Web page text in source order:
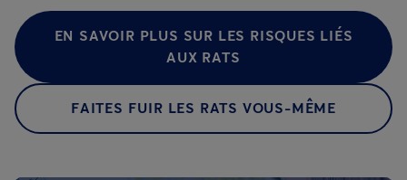
EN SAVOIR PLUS SUR LES RISQUES LIÉS
AUX RATS
FAITES FUIR LES RATS VOUS-MÊME